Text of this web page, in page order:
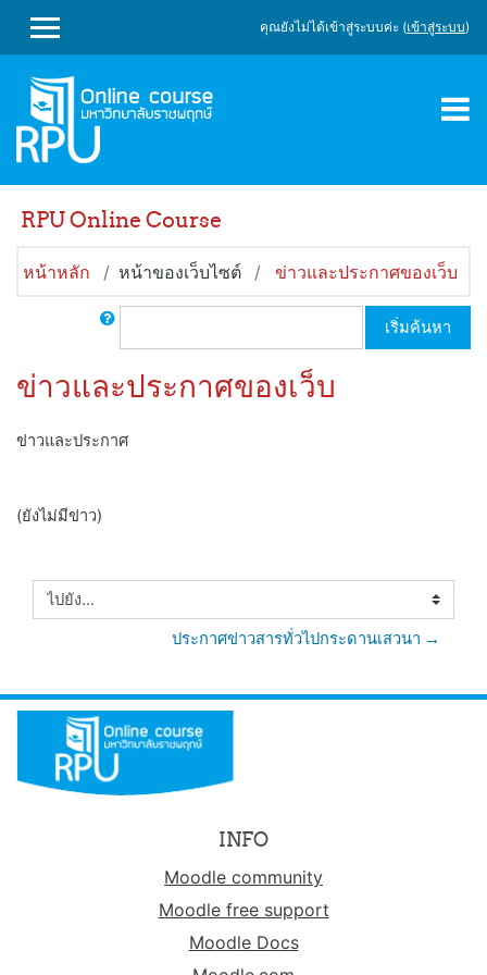
SIDE PANEL
คุณยังไม่ได้เข้าสู่ระบบค่ะ (เข้าสู่ระบบ)
RPU Online Course
หน้าหลัก หน้าของเว็บไซต์ ข่าวและประกาศของเว็บ
ค้นหา เริ่มค้นหา
ข่าวและประกาศของเว็บ
ข่าวและประกาศ
(ยังไม่มีข่าว)
ไปยัง...
ประกาศข่าวสารทั่วไปกระดานเสวนา →
INFO
Moodle community
Moodle free support
Moodle Docs